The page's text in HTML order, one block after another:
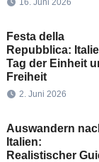
16. Juni 2026
Festa della
Repubblica:
Tag der Einheit
Freiheit
2. Juni 2026
Auswandern
Italien:
Realistischer